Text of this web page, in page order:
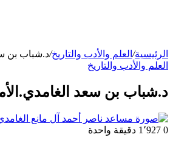
الرئيسية/ العلم والأدب والتاريخ/د.شباب بن
العلم والأدب والتاريخ
د.شباب بن سعد
0
دقيقة واحدة